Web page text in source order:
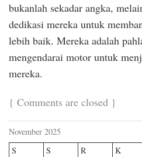
bukanlah sekadar angka,
dedikasi mereka untuk
lebih baik. Mereka adalah
mengendarai motor untuk
mereka.
{ Comments are closed }
November 2025
S
S R K